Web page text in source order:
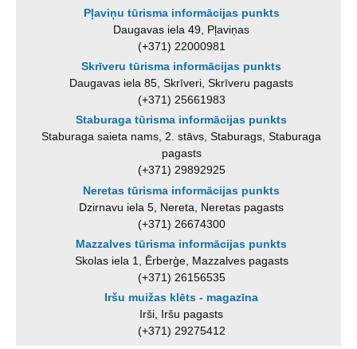
Pļaviņu tūrisma informācijas punkts
Daugavas iela 49, Pļaviņas
(+371) 22000981
Skrīveru tūrisma informācijas punkts
Daugavas iela 85, Skrīveri, Skrīveru pagasts
(+371) 25661983
Staburaga tūrisma informācijas punkts
Staburaga saieta nams, 2. stāvs, Staburags, Staburaga
pagasts
(+371) 29892925
Neretas tūrisma informācijas punkts
Dzirnavu iela 5, Nereta, Neretas pagasts
(+371) 26674300
Mazzalves tūrisma informācijas punkts
Skolas iela 1, Ērberģe, Mazzalves pagasts
(+371) 26156535
Iršu muižas klēts - magazīna
Irši, Iršu pagasts
(+371) 29275412